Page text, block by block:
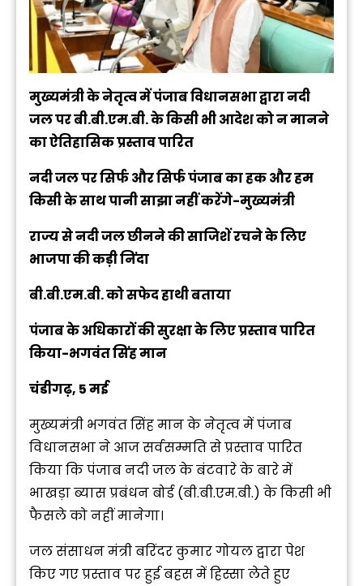
मुख्यमंत्री के नेतृत्व में पंजाब विधानसभा द्वारा नदी
जल पर बी.बी.एम.बी. के किसी भी आदेश को न मानने
का ऐतिहासिक प्रस्ताव पारित
नदी जल पर सिर्फ और सिर्फ पंजाब का हक और हम
किसी के साथ पानी साझा नहीं करेंगे-मुख्यमंत्री
राज्य से नदी जल छीनने की साजिशें रचने के लिए
भाजपा की कड़ी निंदा
बी.बी.एम.बी. को सफेद हाथी बताया
पंजाब के अधिकारों की सुरक्षा के लिए प्रस्ताव पारित
किया-भगवंत सिंह मान
चंडीगढ़, 5 मई
मुख्यमंत्री भगवंत सिंह मान के नेतृत्व में पंजाब
विधानसभा ने आज सर्वसम्मति से प्रस्ताव पारित
किया कि पंजाब नदी जल के बंटवारे के बारे में
भाखड़ा ब्यास प्रबंधन बोर्ड (बी.बी.एम.बी.) के किसी भी
फैसले को नहीं मानेगा।
जल संसाधन मंत्री बरिंदर कुमार गोयल द्वारा पेश
किए गए प्रस्ताव पर हुई बहस में हिस्सा लेते हुए